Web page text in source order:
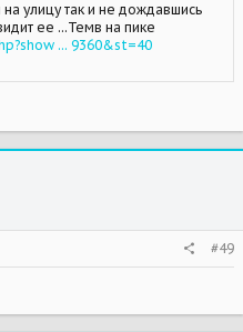
улицу так и не дождавшись
ее ...Темв на пике
... 9360&st=40
#49